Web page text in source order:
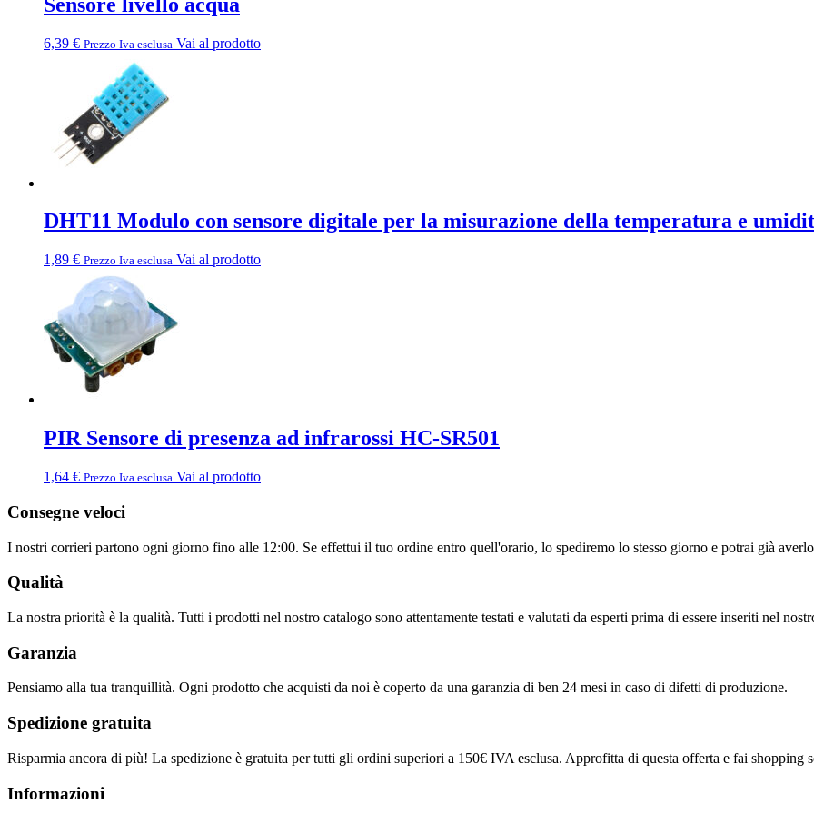
6,39 € Prezzo Iva esclusa Vai al prodotto
DHT11 Modulo con sensore digitale per la misurazione della temperatura e
1,89 € Prezzo Iva esclusa Vai al prodotto
PIR Sensore di presenza ad infrarossi HC-SR501
1,64 € Prezzo Iva esclusa Vai al prodotto
Consegne veloci
I nostri corrieri partono ogni giorno fino alle 12:00. Se effettui il tuo ordine entro quell'orario, lo spediremo lo stesso giorno e potrai già
Qualità
La nostra priorità è la qualità. Tutti i prodotti nel nostro catalogo sono attentamente testati e valutati da esperti prima di essere inseriti nel
Garanzia
Pensiamo alla tua tranquillità. Ogni prodotto che acquisti da noi è coperto da una garanzia di ben 24 mesi in caso di difetti di produzione.
Spedizione gratuita
Risparmia ancora di più! La spedizione è gratuita per tutti gli ordini superiori a 150€ IVA esclusa. Approfitta di questa offerta e fai shopping
Informazioni